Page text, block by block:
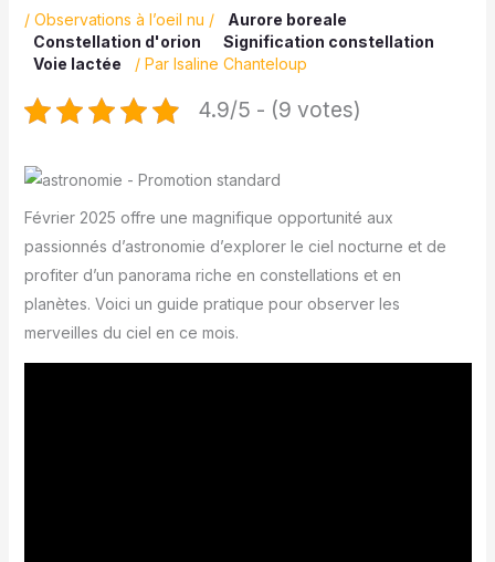
/ Observations à l’oeil nu /
Aurore boreale
Constellation d'orion
Signification constellation
Voie lactée
/ Par Isaline Chanteloup
4.9/5 - (9 votes)
Février 2025 offre une magnifique opportunité aux
passionnés d’astronomie d’explorer le ciel nocturne et de
profiter d’un panorama riche en constellations et en
planètes. Voici un guide pratique pour observer les
merveilles du ciel en ce mois.